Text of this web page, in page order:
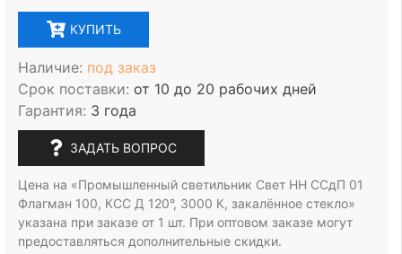
КУПИТЬ
Наличие: под заказ
Срок поставки: от 10 до 20 рабочих дней
Гарантия: 3 года
ЗАДАТЬ ВОПРОС
Цена на «Промышленный светильник Свет НН ССдП 01
Флагман 100, КСС Д 120°, 3000 К, закалённое стекло»
указана при заказе от 1 шт. При оптовом заказе могут
предоставляться дополнительные скидки.